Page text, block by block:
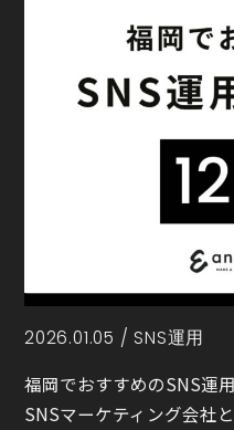
2026.01.05 / SNS運用
福岡でおすすめのSNS運
SNSマーケティング会社